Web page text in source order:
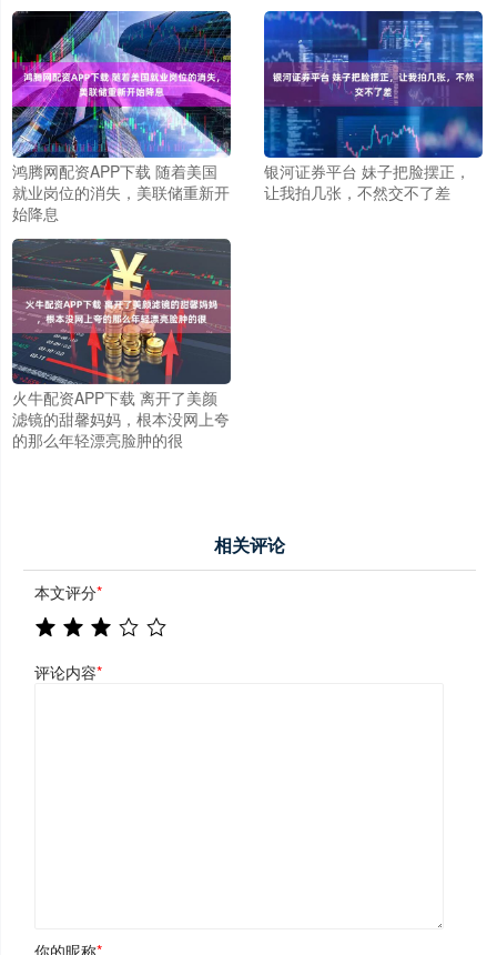
鸿腾网配资APP下载 随着美国
就业岗位的消失，美联储重新开
始降息
银河证券平台 妹子把脸摆正，
让我拍几张，不然交不了差
火牛配资APP下载 离开了美颜
滤镜的甜馨妈妈，根本没网上夸
的那么年轻漂亮脸肿的很
相关评论
本文评分*
评论内容*
你的昵称*